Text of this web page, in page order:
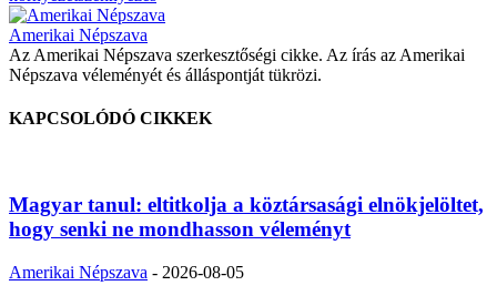
Amerikai Népszava
Az Amerikai Népszava szerkesztőségi cikke. Az írás az Amerikai
Népszava véleményét és álláspontját tükrözi.
KAPCSOLÓDÓ CIKKEK
Magyar tanul: eltitkolja a köztársasági elnökjelöltet,
hogy senki ne mondhasson véleményt
Amerikai Népszava - 2026-08-05